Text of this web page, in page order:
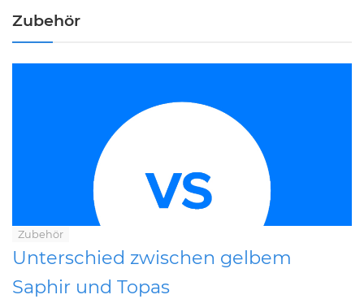
Zubehör
Zubehör
Unterschied zwischen gelbem
Saphir und Topas